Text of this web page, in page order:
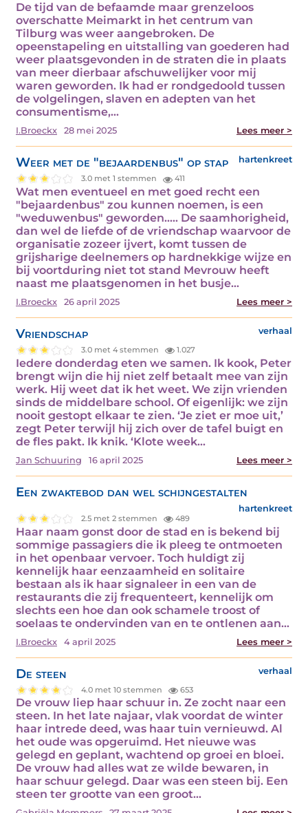
De tijd van de befaamde maar grenzeloos
overschatte Meimarkt in het centrum van
Tilburg was weer aangebroken. De
opeenstapeling en uitstalling van goederen had
weer plaatsgevonden in de straten die in plaats
van meer dierbaar afschuwelijker voor mij
waren geworden. Ik had er rondgedoold tussen
de volgelingen, slaven en adepten van het
consumentisme,…
I.Broeckx 28 mei 2025 Lees meer >
Weer met de "bejaardenbus" op stap hartenkreet
3.0 met 1 stemmen 411
Wat men eventueel en met goed recht een
"bejaardenbus" zou kunnen noemen, is een
"weduwenbus" geworden..... De saamhorigheid,
dan wel de liefde of de vriendschap waarvoor de
organisatie zozeer ijvert, komt tussen de
grijsharige deelnemers op hardnekkige wijze en
bij voortduring niet tot stand Mevrouw heeft
naast me plaatsgenomen in het busje…
I.Broeckx 26 april 2025 Lees meer >
Vriendschap verhaal
3.0 met 4 stemmen 1.027
Iedere donderdag eten we samen. Ik kook, Peter
brengt wijn die hij niet zelf betaalt mee van zijn
werk. Hij weet dat ik het weet. We zijn vrienden
sinds de middelbare school. Of eigenlijk: we zijn
nooit gestopt elkaar te zien. ‘Je ziet er moe uit,’
zegt Peter terwijl hij zich over de tafel buigt en
de fles pakt. Ik knik. ‘Klote week…
Jan Schuuring 16 april 2025 Lees meer >
Een zwaktebod dan wel schijngestalten
hartenkreet
2.5 met 2 stemmen 489
Haar naam gonst door de stad en is bekend bij
sommige passagiers die ik pleeg te ontmoeten
in het openbaar vervoer. Toch huldigt zij
kennelijk haar eenzaamheid en solitaire
bestaan als ik haar signaleer in een van de
restaurants die zij frequenteert, kennelijk om
slechts een hoe dan ook schamele troost of
soelaas te ondervinden van en te ontlenen aan…
I.Broeckx 4 april 2025 Lees meer >
De steen verhaal
4.0 met 10 stemmen 653
De vrouw liep haar schuur in. Ze zocht naar een
steen. In het late najaar, vlak voordat de winter
haar intrede deed, was haar tuin vernieuwd. Al
het oude was opgeruimd. Het nieuwe was
gelegd en geplant, wachtend op groei en bloei.
De vrouw had alles wat ze wilde bewaren, in
haar schuur gelegd. Daar was een steen bij. Een
steen ter grootte van een groot…